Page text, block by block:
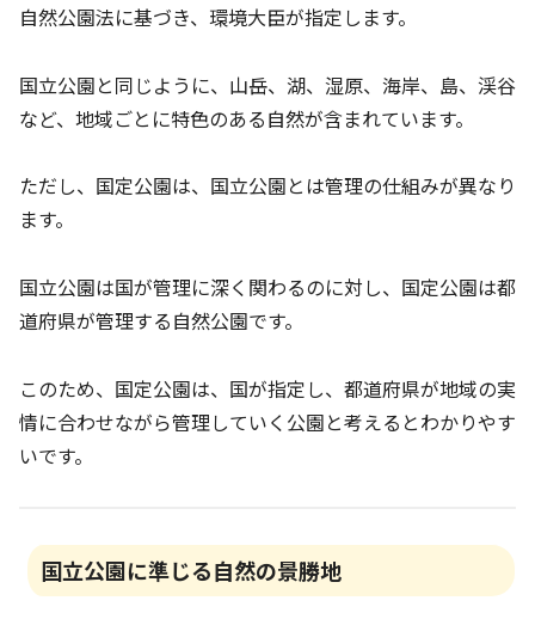
自然公園法に基づき、環境大臣が指定します。
国立公園と同じように、山岳、湖、湿原、海岸、島、渓谷
など、地域ごとに特色のある自然が含まれています。
ただし、国定公園は、国立公園とは管理の仕組みが異なり
ます。
国立公園は国が管理に深く関わるのに対し、国定公園は都
道府県が管理する自然公園です。
このため、国定公園は、国が指定し、都道府県が地域の実
情に合わせながら管理していく公園と考えるとわかりやす
いです。
国立公園に準じる自然の景勝地